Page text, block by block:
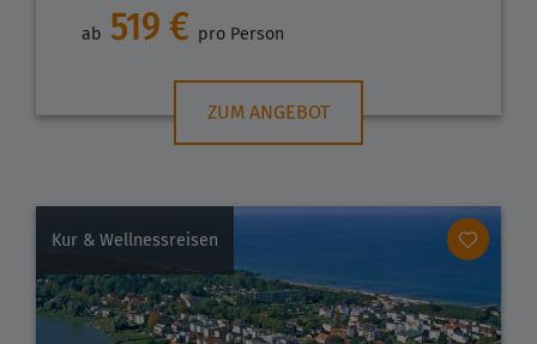
ab 519 € pro Person
ZUM ANGEBOT
Kur & Wellnessreisen